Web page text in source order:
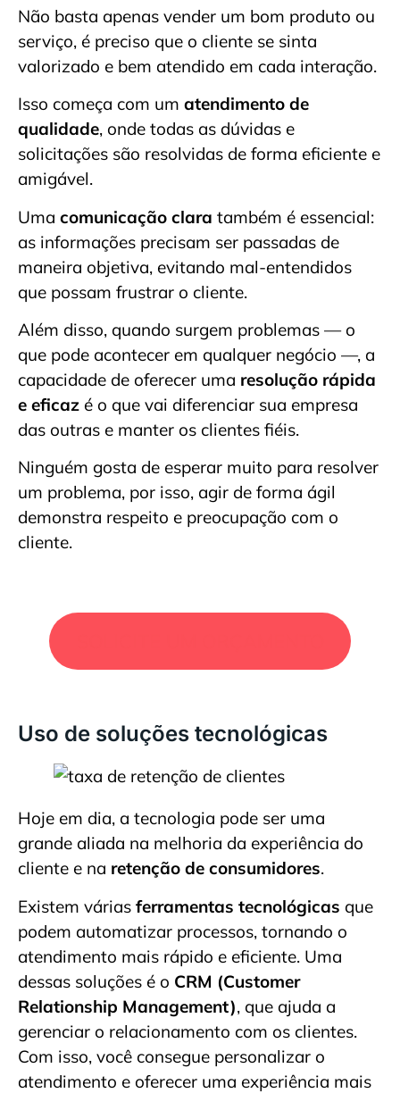
Não basta apenas vender um bom produto ou
serviço, é preciso que o cliente se sinta
valorizado e bem atendido em cada interação.
Isso começa com um atendimento de
qualidade, onde todas as dúvidas e
solicitações são resolvidas de forma eficiente e
amigável.
Uma comunicação clara também é essencial:
as informações precisam ser passadas de
maneira objetiva, evitando mal-entendidos
que possam frustrar o cliente.
Além disso, quando surgem problemas — o
que pode acontecer em qualquer negócio —, a
capacidade de oferecer uma resolução rápida
e eficaz é o que vai diferenciar sua empresa
das outras e manter os clientes fiéis.
Ninguém gosta de esperar muito para resolver
um problema, por isso, agir de forma ágil
demonstra respeito e preocupação com o
cliente.
Uso de soluções tecnológicas
Hoje em dia, a tecnologia pode ser uma
grande aliada na melhoria da experiência do
cliente e na retenção de consumidores.
Existem várias ferramentas tecnológicas que
podem automatizar processos, tornando o
atendimento mais rápido e eficiente. Uma
dessas soluções é o CRM (Customer
Relationship Management), que ajuda a
gerenciar o relacionamento com os clientes.
Com isso, você consegue personalizar o
atendimento e oferecer uma experiência mais